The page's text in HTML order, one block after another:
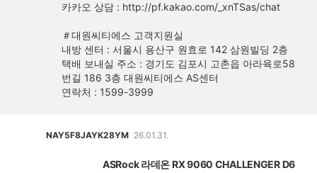
카카오 상담 : http://pf.kakao.com/_xnTSas/chat
＃대원씨티에스 고객지원실
내방 센터 : 서울시 용산구 원효로 142 삼원빌딩 2층
택배 보내실 주소 : 경기도 김포시 고촌읍 아라육로58
번길 186 3층 대원씨티에스 AS센터
연락처 : 1599-3999
NAY5F8JAYK28YM 26.01.31.
ASRock 라데온 RX 9060 CHALLENGER D6